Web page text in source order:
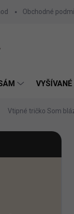
Obchodné
Vtipné tričko Som